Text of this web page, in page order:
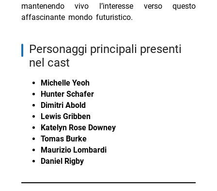
mantenendo vivo l’interesse verso questo
affascinante mondo futuristico.
personaggi principali presenti
nel cast
Michelle Yeoh
Hunter Schafer
Dimitri Abold
Lewis Gribben
Katelyn Rose Downey
Tomas Burke
Maurizio Lombardi
Daniel Rigby